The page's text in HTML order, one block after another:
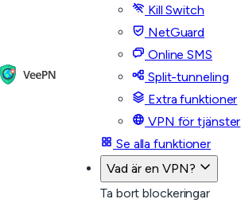
Kill Switch
NetGuard
Online SMS
Split-tunneling
Extra funktioner
VPN för tjänster
Se alla funktioner
Vad är en VPN?
Ta bort blockeringar